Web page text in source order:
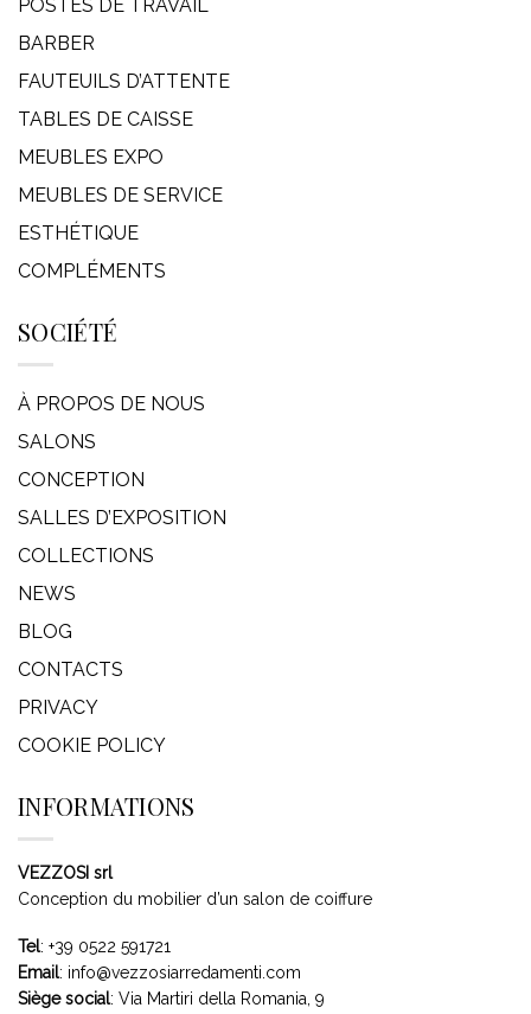
POSTES DE TRAVAIL
BARBER
FAUTEUILS D’ATTENTE
TABLES DE CAISSE
MEUBLES EXPO
MEUBLES DE SERVICE
ESTHÉTIQUE
COMPLÉMENTS
SOCIÉTÉ
À PROPOS DE NOUS
SALONS
CONCEPTION
SALLES D’EXPOSITION
COLLECTIONS
NEWS
BLOG
CONTACTS
PRIVACY
COOKIE POLICY
INFORMATIONS
VEZZOSI srl
Conception du mobilier d’un salon de coiffure
Tel: +39 0522 591721
Email: info@vezzosiarredamenti.com
Siège social: Via Martiri della Romania, 9